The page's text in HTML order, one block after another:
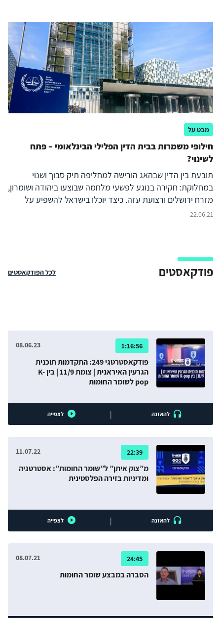
מבט על
חילופי משמרות בבית הדין הפלילי הבינלאומי – פתח
לשינוי?
תובעת בין הדין שבהאג הורישה למחליפה תיק סבוך ושנוי
במחלוקת: חקירה בנוגע לפשעי מלחמה שבוצעו ביהודה ושומרון,
מזרח ירושלים ורצועת עזה. כיצד יוכלו בישראל להשפיע על
התובע החדש ולגרום לו להפוך את ההחלטה של קודמתו – והאם
22.06.21
פודקאסטים לכל הפודקאסטים
1:16:56
08.06.23
פודקאסטרטגי 249: התקדמות תוכנית
הגרעין האיראנית | צומת 11/9 | בין K-
pop לשומר החומות
להאזנה | לצפייה
22:39
11.07.22
מ”צוק איתן” ל”שומר החומות”: אסטרטגיה
ומדיניות בזירה הפלסטינית
להאזנה | לצפייה
24:45
08.07.21
הסברה במבצע שומר החומות